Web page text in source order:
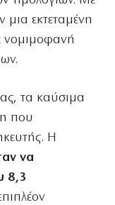
εκτεταμένη
νομιμοφανή
τα καύσιμα
που
Η
να
8,3